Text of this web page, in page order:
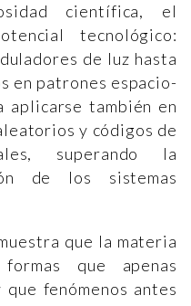
científica, el
tecnológico:
de luz hasta
en patrones espacio-
aplicarse también en
y códigos de
superando la
de los sistemas
que la materia
que apenas
que fenómenos antes